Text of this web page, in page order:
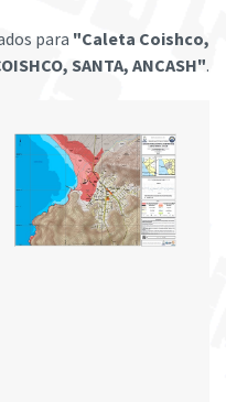
para "Caleta Coishco,
SANTA, ANCASH".